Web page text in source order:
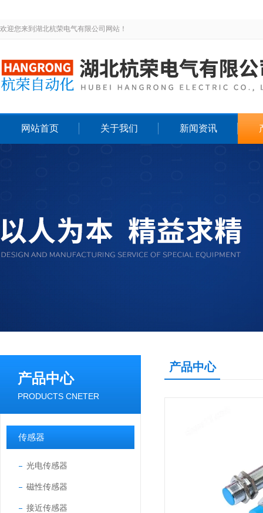
欢迎您来到湖北杭荣电气有限公司网站！
网站首页 关于我们 新闻资讯
产品中心
PRODUCTS CNETER
传感器
光电传感器
磁性传感器
接近传感器
产品中心